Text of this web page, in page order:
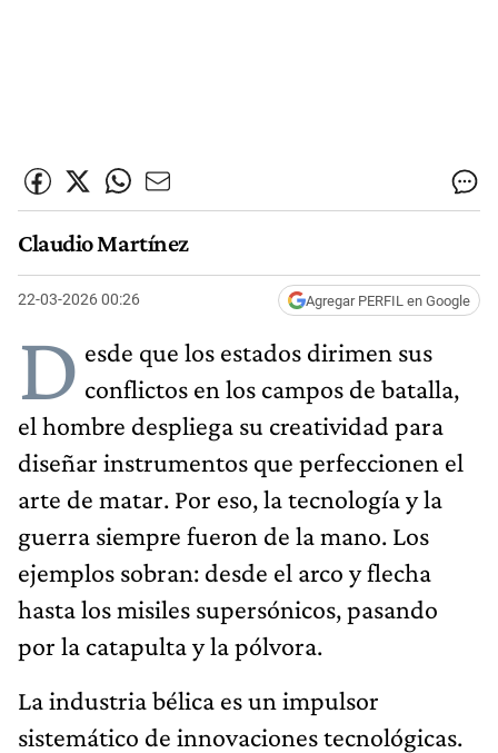
Claudio Martínez
22-03-2026 00:26 Agregar PERFIL en Google
D esde que los estados dirimen sus
conflictos en los campos de batalla,
el hombre despliega su creatividad para
diseñar instrumentos que perfeccionen el
arte de matar. Por eso, la tecnología y la
guerra siempre fueron de la mano. Los
ejemplos sobran: desde el arco y flecha
hasta los misiles supersónicos, pasando
por la catapulta y la pólvora.
La industria bélica es un impulsor
sistemático de innovaciones tecnológicas.